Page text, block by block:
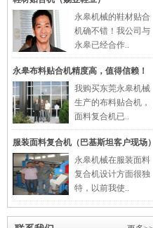
永皋机械的鞋材贴合
机确不错！我公司与
永皋已经合作..
永皋布料贴合机精度高，值得信赖！
我购买东莞永皋机械
生产的布料贴合机，
面料复合机已..
服装面料复合机（巴基斯坦客户现场）
永皋机械在服装面料
复合机设计方面很独
特，以前我使..